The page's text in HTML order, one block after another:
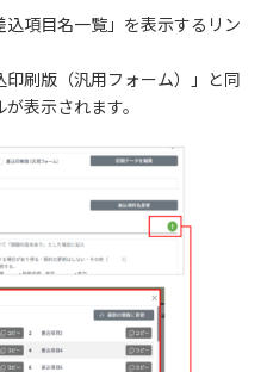
込項目名一覧」を表示するリン
印刷版（汎用フォーム）」と同
表示されます。